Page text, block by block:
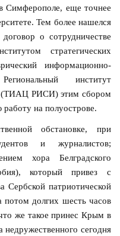
Симферополе, еще точнее
Тем более нашелся
о сотрудничестве
стратегических
информационно-
институт
(ТИАЦ РИСИ) этим сбором
на полуострове.
обстановке, при
и журналистов;
хора Белградского
который привез с
патриотической
долгих шесть часов
же такое принес Крым в
сегодня